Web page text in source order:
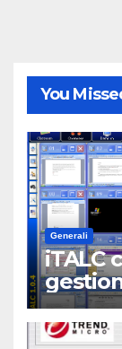
You
Generali
iTALC